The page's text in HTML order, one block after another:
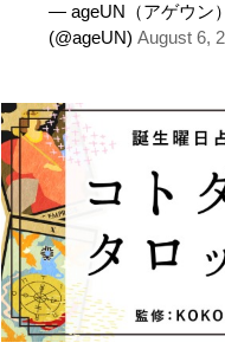
— ageUN（アゲウン
(@ageUN) August 6,